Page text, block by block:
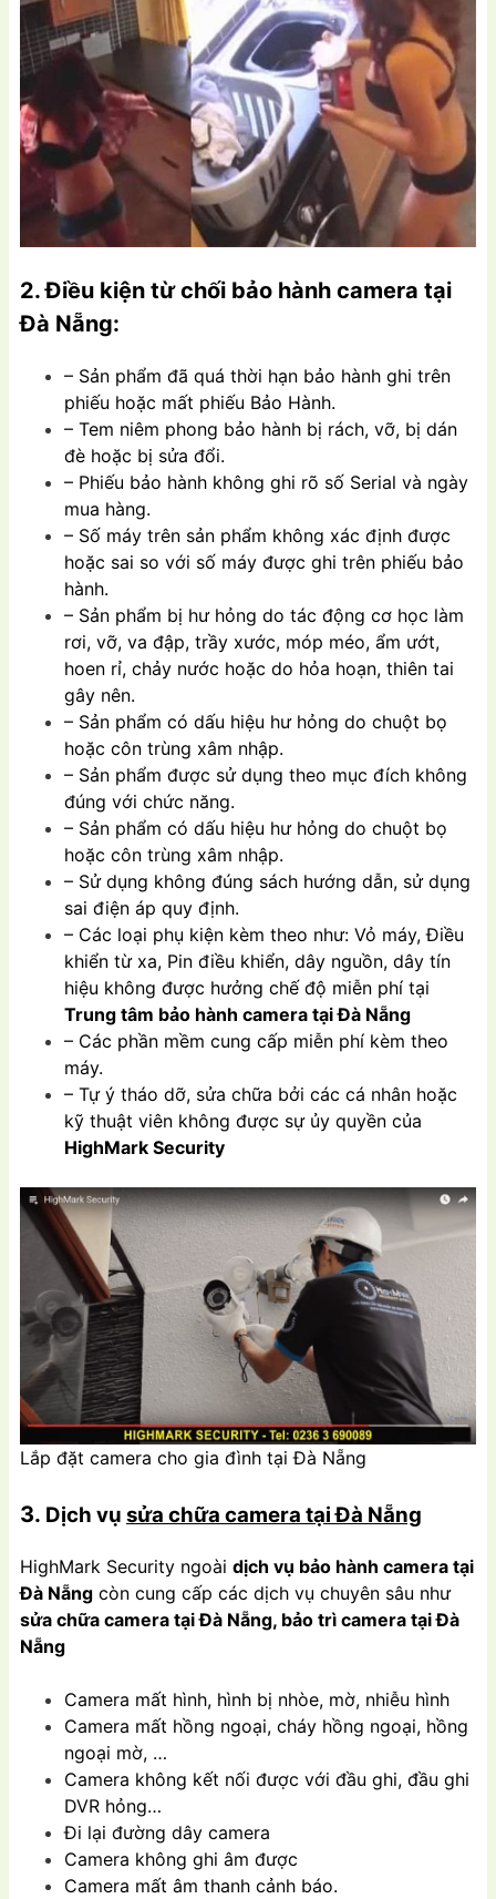
2. Điều kiện từ chối bảo hành camera tại
Đà Nẵng:
– Sản phẩm đã quá thời hạn bảo hành ghi trên
phiếu hoặc mất phiếu Bảo Hành.
– Tem niêm phong bảo hành bị rách, vỡ, bị dán
đè hoặc bị sửa đổi.
– Phiếu bảo hành không ghi rõ số Serial và ngày
mua hàng.
– Số máy trên sản phẩm không xác định được
hoặc sai so với số máy được ghi trên phiếu bảo
hành.
– Sản phẩm bị hư hỏng do tác động cơ học làm
rơi, vỡ, va đập, trầy xước, móp méo, ẩm ướt,
hoen rỉ, chảy nước hoặc do hỏa hoạn, thiên tai
gây nên.
– Sản phẩm có dấu hiệu hư hỏng do chuột bọ
hoặc côn trùng xâm nhập.
– Sản phẩm được sử dụng theo mục đích không
đúng với chức năng.
– Sản phẩm có dấu hiệu hư hỏng do chuột bọ
hoặc côn trùng xâm nhập.
– Sử dụng không đúng sách hướng dẫn, sử dụng
sai điện áp quy định.
– Các loại phụ kiện kèm theo như: Vỏ máy, Điều
khiển từ xa, Pin điều khiển, dây nguồn, dây tín
hiệu không được hưởng chế độ miễn phí tại
Trung tâm bảo hành camera tại Đà Nẵng
– Các phần mềm cung cấp miễn phí kèm theo
máy.
– Tự ý tháo dỡ, sửa chữa bởi các cá nhân hoặc
kỹ thuật viên không được sự ủy quyền của
HighMark Security
Lắp đặt camera cho gia đình tại Đà Nẵng
3. Dịch vụ sửa chữa camera tại Đà Nẵng
HighMark Security ngoài dịch vụ bảo hành camera tại
Đà Nẵng còn cung cấp các dịch vụ chuyên sâu như
sửa chữa camera tại Đà Nẵng, bảo trì camera tại Đà
Nẵng
Camera mất hình, hình bị nhòe, mờ, nhiễu hình
Camera mất hồng ngoại, cháy hồng ngoại, hồng
ngoại mờ, …
Camera không kết nối được với đầu ghi, đầu ghi
DVR hỏng…
Đi lại đường dây camera
Camera không ghi âm được
Camera mất âm thanh cảnh báo.